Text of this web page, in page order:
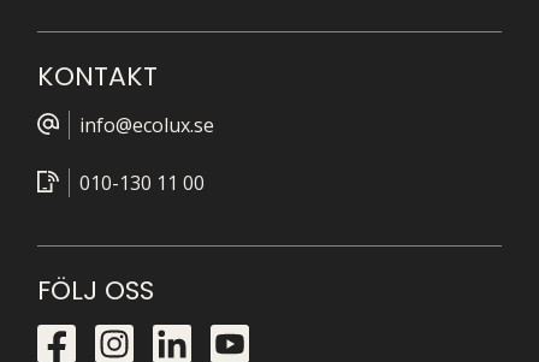
KONTAKT
info@ecolux.se
010-130 11 00
FÖLJ OSS